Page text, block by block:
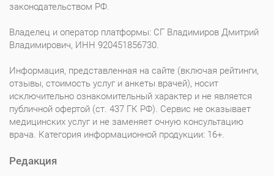
законодательством РФ.
Владелец и оператор платформы: СГ Владимиров Дмитрий
Владимирович, ИНН 920451856730.
Информация, представленная на сайте (включая рейтинги,
отзывы, стоимость услуг и анкеты врачей), носит
исключительно ознакомительный характер и не является
публичной офертой (ст. 437 ГК РФ). Сервис не оказывает
медицинских услуг и не заменяет очную консультацию
врача. Категория информационной продукции: 16+.
Редакция